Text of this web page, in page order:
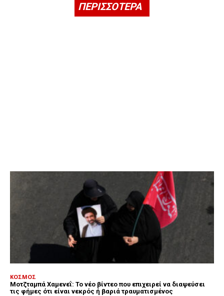
ΠΕΡΙΣΣΟΤΕΡΑ
ΚΟΣΜΟΣ
Μοτζταμπά Χαμενεΐ: Το νέο βίντεο που επιχειρεί να διαψεύσει
τις φήμες ότι είναι νεκρός ή βαριά τραυματισμένος